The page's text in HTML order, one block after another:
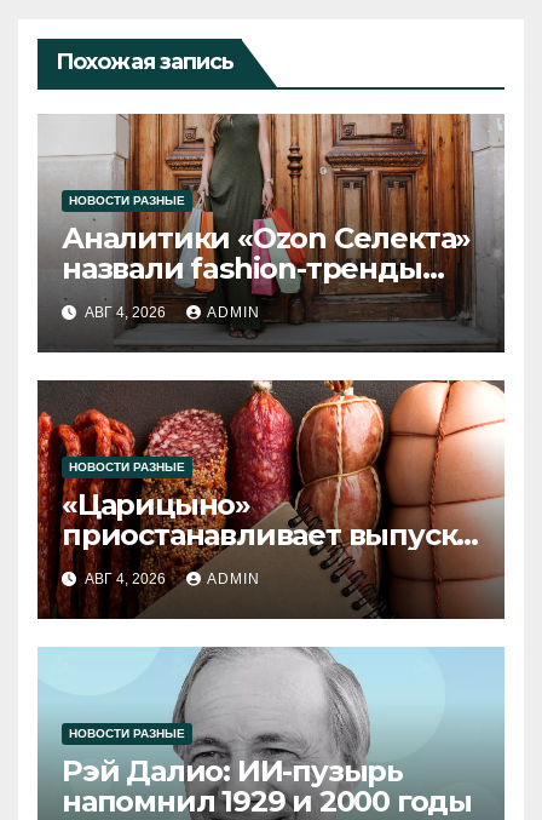
Похожая запись
НОВОСТИ РАЗНЫЕ
Аналитики «Ozon Селекта»
назвали fashion-тренды
2026 года
АВГ 4, 2026 ADMIN
НОВОСТИ РАЗНЫЕ
«Царицыно»
приостанавливает выпуск
продукции
АВГ 4, 2026 ADMIN
НОВОСТИ РАЗНЫЕ
Рэй Далио: ИИ-пузырь
напомнил 1929 и 2000 годы